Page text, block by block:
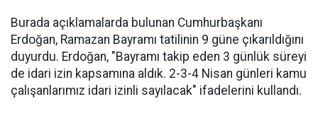
Burada açıklamalarda bulunan Cumhurbaşkanı
Erdoğan, Ramazan Bayramı tatilinin 9 güne çıkarıldığını
duyurdu. Erdoğan, "Bayramı takip eden 3 günlük süreyi
de idari izin kapsamına aldık. 2-3-4 Nisan günleri kamu
çalışanlarımız idari izinli sayılacak" ifadelerini kullandı.